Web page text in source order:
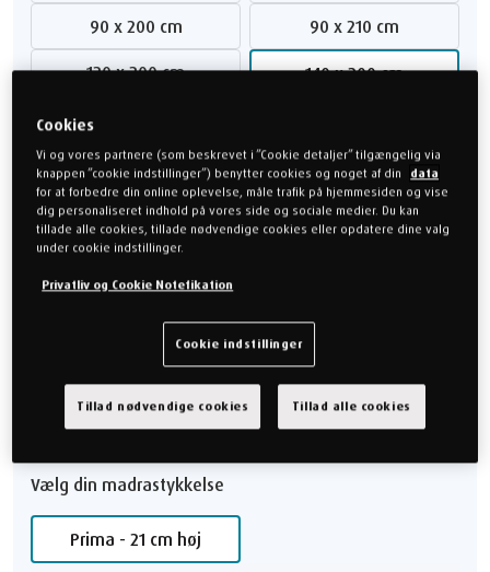
90 x 200 cm 90 x 210 cm
120 x 200 cm 140 x 200 cm
160 x 200 cm
200 x 200 cm 180 x 210 cm
Størrelsesguide Vis færre størrelser
Vælg din madras følelse
Følelsesguide
Vælg din madrastykkelse
Prima - 21 cm høj
Cookies
Vi og vores partnere (som beskrevet i ”Cookie detaljer” tilgængelig via
knappen ”cookie indstillinger”) benytter cookies og noget af din
data
for at forbedre din online oplevelse, måle trafik på hjemmesiden og vise
dig personaliseret indhold på vores side og sociale medier. Du kan
tillade alle cookies, tillade nødvendige cookies eller opdatere dine valg
under cookie indstillinger.
Privatliv og Cookie Notefikation
Cookie indstillinger
Tillad nødvendige cookies Tillad alle cookies